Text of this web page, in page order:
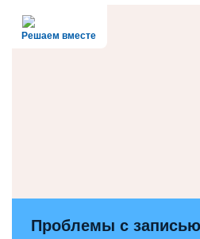
Решаем вместе
Проблемы с